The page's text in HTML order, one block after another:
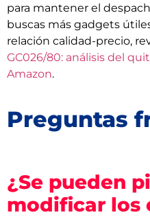
para mantener el
buscas más gadgets
relación calidad-precio,
GC026/80: análisis del
Amazon.
Preguntas
¿Se pueden
modificar los